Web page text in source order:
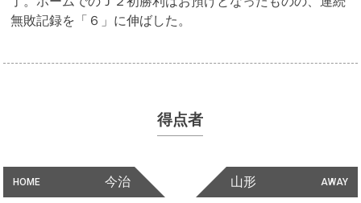
無敗記録を「６」に伸ばした。
得点者
HOME 今治 AWAY
山形